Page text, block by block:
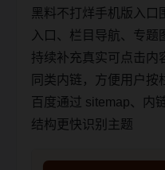
黑料不打烊手机版入口
入口、栏目导航、专题
持续补充真实可点击内
同类内链，方便用户按
百度通过 sitemap、内
结构更快识别主题